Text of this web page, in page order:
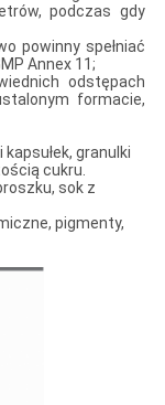
podczas gdy
powinny spełniać
Annex 11;
odstępach
formacie,
granulki
cukru.
sok z
pigmenty,